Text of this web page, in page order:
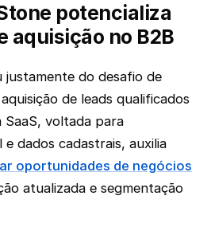
potencializa
aquisição no B2B
justamente do desafio de
de leads qualificados
voltada para
e dados cadastrais, auxilia
oportunidades de negócios
atualizada e segmentação